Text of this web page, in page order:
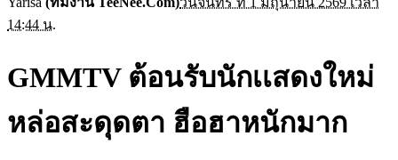
14:44 น.
GMMTV ต้อนรับนักเเสดงใหม่
หล่อสะดุดตา ฮือฮาหนักมาก